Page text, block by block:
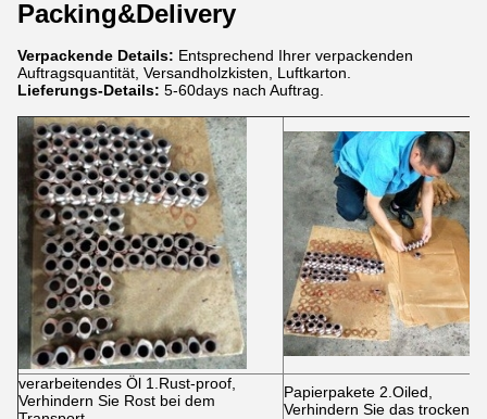
Packing&Delivery
Verpackende Details: Entsprechend Ihrer verpackenden
Auftragsquantität, Versandholzkisten, Luftkarton.
Lieferungs-Details: 5-60days nach Auftrag.
verarbeitendes Öl 1.Rust-proof,
Verhindern Sie Rost bei dem
Papierpakete 2.Oiled,
Verhindern Sie das trockene